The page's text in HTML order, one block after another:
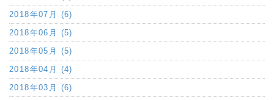
2018年07月 (6)
2018年06月 (5)
2018年05月 (5)
2018年04月 (4)
2018年03月 (6)